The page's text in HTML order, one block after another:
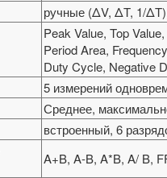
ручные (ΔV, ΔT, 1/
Peak Value, Top
Period Area,
Duty Cycle,
5 измерений
Среднее,
встроенный, 6
A+B, A-B, A*B, A/ B,